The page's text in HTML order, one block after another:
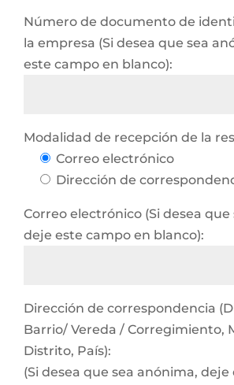
Número de documento de
la empresa (Si desea que sea
este campo en blanco):
Modalidad de recepción de la
Correo electrónico
Dirección de
Correo electrónico (Si desea
deje este campo en blanco):
Dirección de correspondencia
Barrio/ Vereda / Corregimiento,
Distrito, País):
(Si desea que sea anónima,